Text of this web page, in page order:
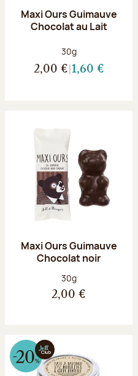
Maxi Ours Guimauve
Chocolat au Lait
Poids net :
30g
2,00 € 1,60 €
Maxi Ours Guimauve
Chocolat noir
Poids net :
30g
2,00 €